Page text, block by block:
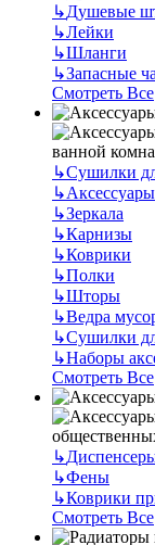
↳Душевые
↳Лейки
↳Шланги
↳Запасные
Смотреть Все
ванной
↳Сушилки
↳Аксессуары
↳Зеркала
↳Карнизы
↳Коврики
↳Полки
↳Шторы
↳Ведра
↳Сушилки
↳Наборы
Смотреть Все
↳
↳Фены
↳Коврики
Смотреть Все